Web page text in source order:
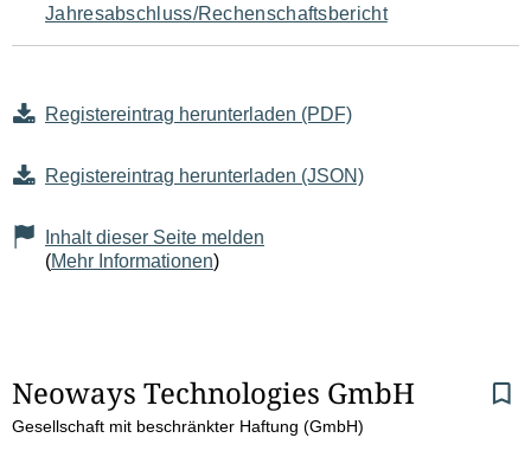
Jahresabschluss/Rechenschaftsbericht
Registereintrag herunterladen (PDF)
Registereintrag herunterladen (JSON)
Inhalt dieser Seite melden
(Mehr Informationen)
S
e
Neoways Technologies GmbH
Gesellschaft mit beschränkter Haftung (GmbH)